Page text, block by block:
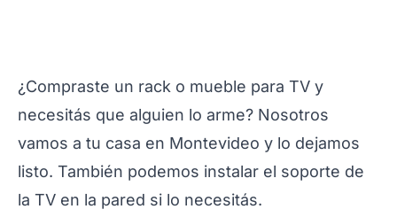
¿Compraste un rack o mueble para TV y
necesitás que alguien lo arme? Nosotros
vamos a tu casa en Montevideo y lo dejamos
listo. También podemos instalar el soporte de
la TV en la pared si lo necesitás.